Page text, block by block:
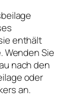
enthält
Wenden Sie
nach den
oder
an.